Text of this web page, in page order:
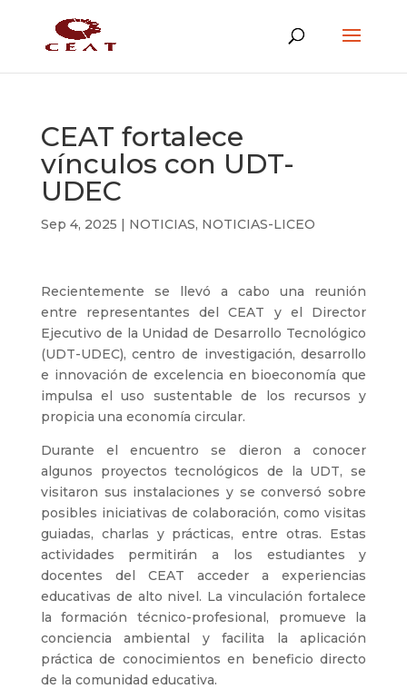
CEAT fortalece
vínculos con UDT-
UDEC
Sep 4, 2025 | NOTICIAS, NOTICIAS-LICEO
Recientemente se llevó a cabo una reunión
entre representantes del CEAT y el Director
Ejecutivo de la Unidad de Desarrollo Tecnológico
(UDT-UDEC), centro de investigación, desarrollo
e innovación de excelencia en bioeconomía que
impulsa el uso sustentable de los recursos y
propicia una economía circular.
Durante el encuentro se dieron a conocer
algunos proyectos tecnológicos de la UDT, se
visitaron sus instalaciones y se conversó sobre
posibles iniciativas de colaboración, como visitas
guiadas, charlas y prácticas, entre otras. Estas
actividades permitirán a los estudiantes y
docentes del CEAT acceder a experiencias
educativas de alto nivel. La vinculación fortalece
la formación técnico-profesional, promueve la
conciencia ambiental y facilita la aplicación
práctica de conocimientos en beneficio directo
de la comunidad educativa.